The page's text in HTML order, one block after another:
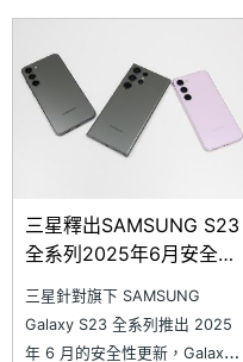
光學變焦的長焦鏡頭，無論是追
究竟目前 SAMSUNG Galaxy
S23 Ult
三星釋出SAMSUNG S23
全系列2025年6月安全性
更新
三星針對旗下 SAMSUNG
Galaxy S23 全系列推出 2025
年 6 月的安全性更新，Galaxy